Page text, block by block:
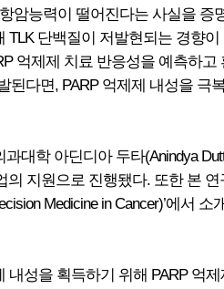
암능력이 떨어진다는 사실을
단백질이 저발현되는 경향
억제제 치료 반응성을 예측하
다면, PARP 억제제 내성을 극
대학 아딘디아 두타(Anindya
지원으로 진행됐다. 또한 본 연
Medicine in Cancer)’에서
성을 획득하기 위해 PARP 억